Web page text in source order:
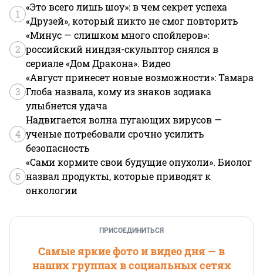
1
«Это всего лишь шоу»: в чем секрет успеха
«Друзей», который никто не смог повторить
2
«Минус — слишком много спойлеров»:
российский ниндзя-скульптор снялся в
сериале «Дом Дракона». Видео
3
«Август принесет новые возможности»: Тамара
Глоба назвала, кому из знаков зодиака
улыбнется удача
4
Надвигается волна пугающих вирусов —
ученые потребовали срочно усилить
безопасность
5
«Сами кормите свои будущие опухоли». Биолог
назвал продукты, которые приводят к
онкологии
ПРИСОЕДИНИТЬСЯ
Самые яркие фото и видео дня — в
наших группах в социальных сетях